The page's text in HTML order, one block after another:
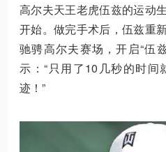
高尔夫天王老虎伍兹的运动
开始。做完手术后，伍兹重
驰骋高尔夫赛场，开启“伍
示：“只用了10几秒的时
迹！”